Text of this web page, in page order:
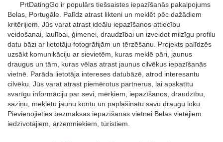
PrtDatingGo ir populārs tiešsaistes iepazīšanās pakalpojums
Belas, Portugāle. Palīdz atrast likteni un meklēt pēc dažādiem
kritērijiem. Jūs varat atrast ideālu iepazīšanos attiecību
veidošanai, laulībai, ģimenei, draudzībai un izveidot milzīgu profilu
datu bāzi ar lietotāju fotogrāfijām un tērzēšanu. Projekts palīdzēs
uzsākt komunikāciju ar sievietēm, kuras meklē pāri, jaunus
draugus un tām, kuras vēlas atrast jaunus cilvēkus iepazīšanās
vietnē. Parāda lietotāja intereses datubāzē, atrod interesantu
cilvēku. Jūs varat atrast piemērotus partnerus, lai apskatītu
svarīgu informāciju par sevi, mērķiem, iepazīšanos, draudzību,
saziņu, meklētu jaunu kontu un paplašinātu savu draugu loku.
Pievienojieties bezmaksas iepazīšanās vietnei Belas vietējiem
iedzīvotājiem, ārzemniekiem, tūristiem.